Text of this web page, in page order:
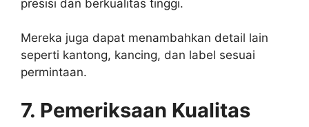
presisi dan berkualitas tinggi.
Mereka juga dapat menambahkan detail lain
seperti kantong, kancing, dan label sesuai
permintaan.
7. Pemeriksaan Kualitas